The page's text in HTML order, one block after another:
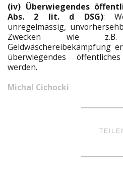
(iv) Überwiegendes
Abs. 2 lit. d DSG):
unregelmässig,
Zwecken wie
Geldwäschereibekämpfung
überwiegendes
werden.
Michal Cichocki